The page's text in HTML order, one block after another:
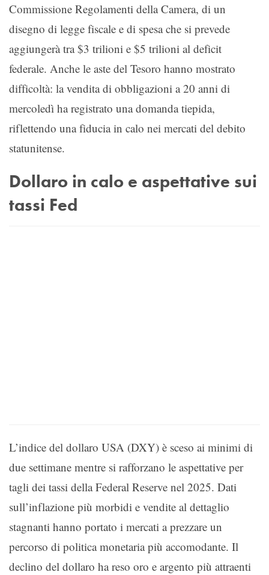
Commissione Regolamenti della Camera, di un
disegno di legge fiscale e di spesa che si prevede
aggiungerà tra $3 trilioni e $5 trilioni al deficit
federale. Anche le aste del Tesoro hanno mostrato
difficoltà: la vendita di obbligazioni a 20 anni di
mercoledì ha registrato una domanda tiepida,
riflettendo una fiducia in calo nei mercati del debito
statunitense.
Dollaro in calo e aspettative sui
tassi Fed
L’indice del dollaro USA (DXY) è sceso ai minimi di
due settimane mentre si rafforzano le aspettative per
tagli dei tassi della Federal Reserve nel 2025. Dati
sull’inflazione più morbidi e vendite al dettaglio
stagnanti hanno portato i mercati a prezzare un
percorso di politica monetaria più accomodante. Il
declino del dollaro ha reso oro e argento più attraenti